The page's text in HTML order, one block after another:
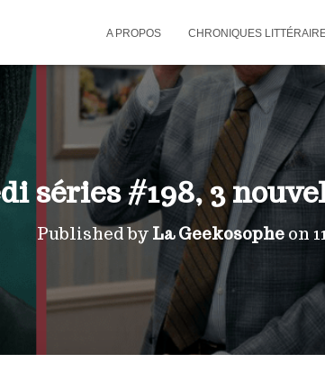
A PROPOS CHRONIQUES
séries #198, 3
Published by La Geekosopheon